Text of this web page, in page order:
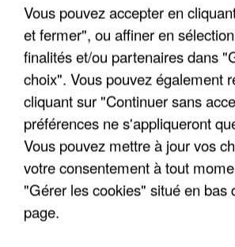
UN SECOND CADRE DE LA DZ
INTERPELLÉ EN ALGÉRIE
Vous pouvez accepter en
et fermer", ou affiner en
finalités et/ou partenaires dans
choix". Vous pouvez également
cliquant sur "Continuer sans
préférences ne s'appliqueront
Vous pouvez mettre à jour vos
votre consentement à tout
"Gérer les cookies" situé en bas
page.